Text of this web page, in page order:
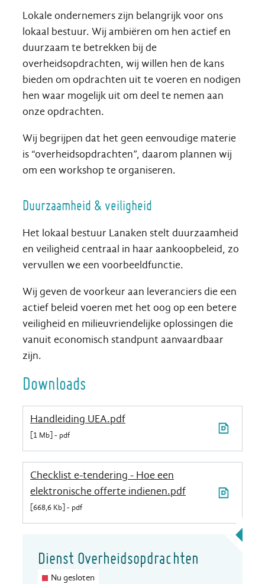
Lokale ondernemers zijn belangrijk voor ons
lokaal bestuur. Wij ambiëren om hen actief en
duurzaam te betrekken bij de
overheidsopdrachten, wij willen hen de kans
bieden om opdrachten uit te voeren en nodigen
hen waar mogelijk uit om deel te nemen aan
onze opdrachten.
Wij begrijpen dat het geen eenvoudige materie
is “overheidsopdrachten”, daarom plannen wij
om een workshop te organiseren.
Duurzaamheid & veiligheid
Het lokaal bestuur Lanaken stelt duurzaamheid
en veiligheid centraal in haar aankoopbeleid, zo
vervullen we een voorbeeldfunctie.
Wij geven de voorkeur aan leveranciers die een
actief beleid voeren met het oog op een betere
veiligheid en milieuvriendelijke oplossingen die
vanuit economisch standpunt aanvaardbaar
zijn.
Downloads
Handleiding UEA.pdf
1 Mb pdf
Checklist e-tendering - Hoe een
elektronische offerte indienen.pdf
668,6 Kb pdf
Dienst Overheidsopdrachten
Nu gesloten